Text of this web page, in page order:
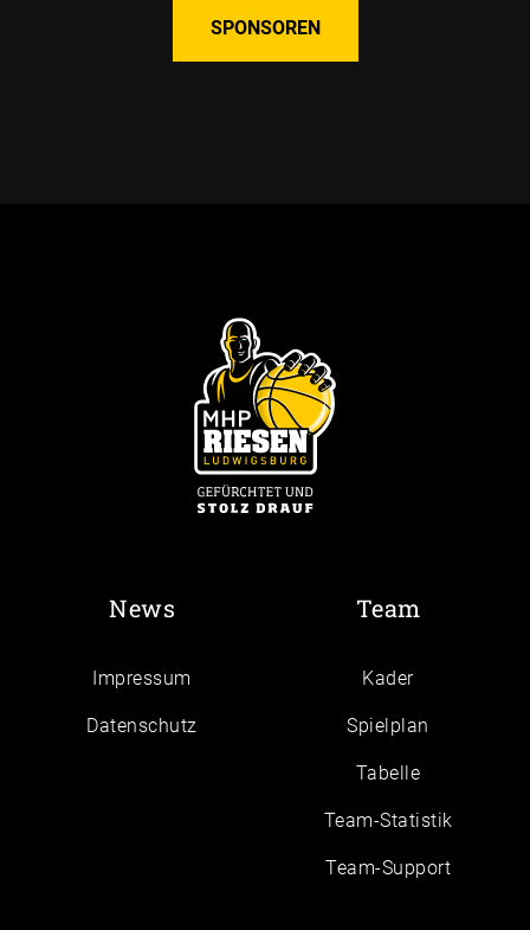
SPONSOREN
News
Impressum
Daten­schutz
Team
Kader
Spielplan
Tabelle
Team-Statistik
Team-Support